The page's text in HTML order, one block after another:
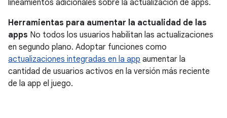
lineamientos adicionales sobre la actualización de apps.
Herramientas para aumentar la actualidad de las
apps No todos los usuarios habilitan las actualizaciones
en segundo plano. Adoptar funciones como
actualizaciones integradas en la app aumentar la
cantidad de usuarios activos en la versión más reciente
de la app el juego.